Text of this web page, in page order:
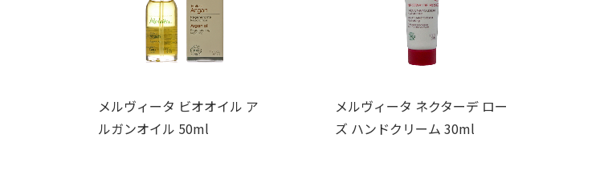
メルヴィータ ビオオイル ア
ルガンオイル 50ml
メルヴィータ ネクターデ ロー
ズ ハンドクリーム 30ml